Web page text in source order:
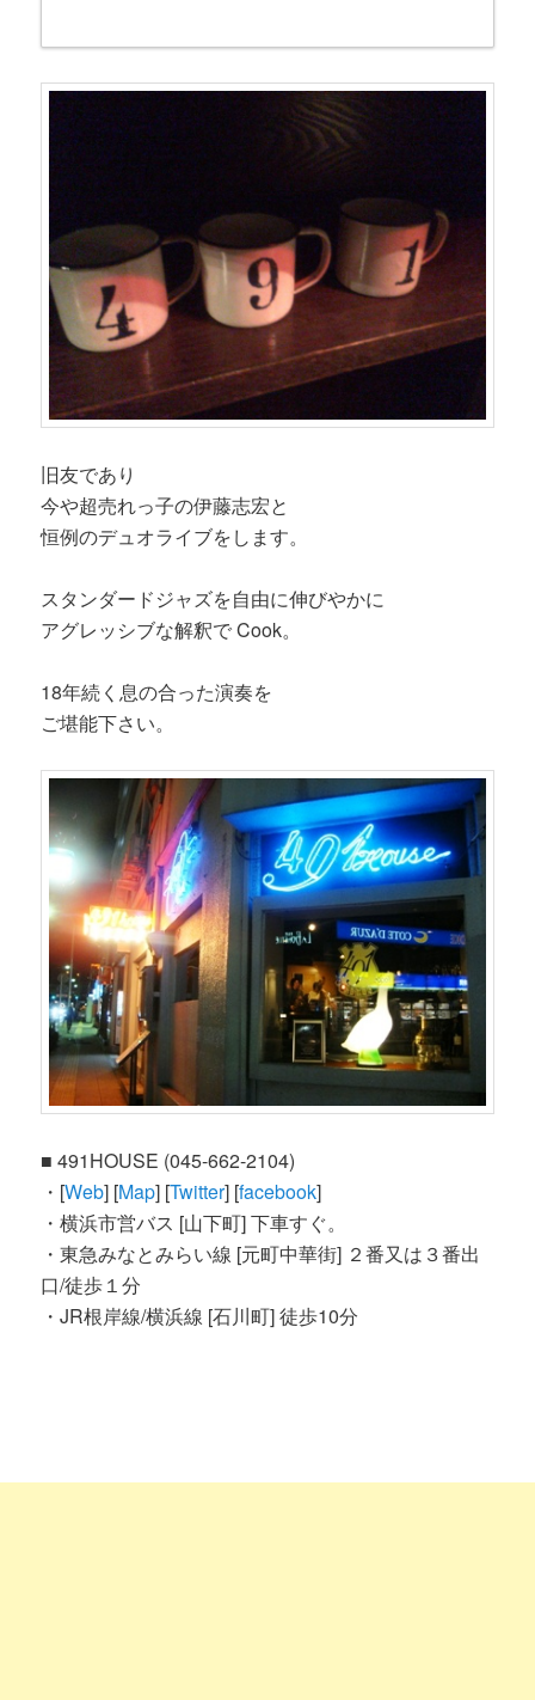
旧友であり
今や超売れっ子の伊藤志宏と
恒例のデュオライブをします。
スタンダードジャズを自由に伸びやかに
アグレッシブな解釈で Cook。
18年続く息の合った演奏を
ご堪能下さい。
■ 491HOUSE (045-662-2104)
・[Web] [Map] [Twitter] [facebook]
・横浜市営バス [山下町] 下車すぐ。
・東急みなとみらい線 [元町中華街] ２番又は３番出
口/徒歩１分
・JR根岸線/横浜線 [石川町] 徒歩10分